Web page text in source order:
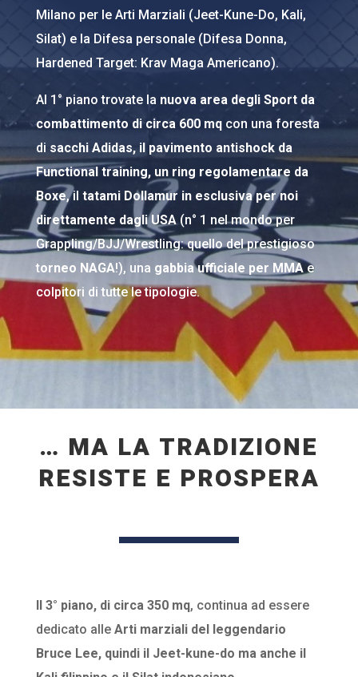
Milano per le Arti Marziali (Jeet-Kune-Do, Kali,
Silat) e la Difesa personale (Difesa Donna,
Hardened Target: Krav Maga Americano).
Al 1° piano trovate la nuova area degli Sport da
combattimento di circa 600 mq con una foresta
di sacchi Adidas, il pavimento antishock da
Functional training, un ring regolamentare da
Boxe, il tatami Dollamur in esclusiva per noi
direttamente dagli USA (n° 1 nel mondo per
Grappling/BJJ/Wrestling: quello del prestigioso
torneo NAGA!), una gabbia ufficiale per MMA e
colpitori di tutte le tipologie.
… MA LA TRADIZIONE
RESISTE E PROSPERA
Il 3° piano, di circa 350 mq, continua ad essere
dedicato alle Arti marziali del leggendario
Bruce Lee, quindi il Jeet-kune-do ma anche il